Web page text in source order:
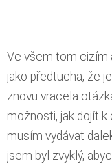
…
Ve všem tom cizím
jako předtucha, že
znovu vracela
možnosti, jak dojít
musím vydávat
jsem byl zvyklý,